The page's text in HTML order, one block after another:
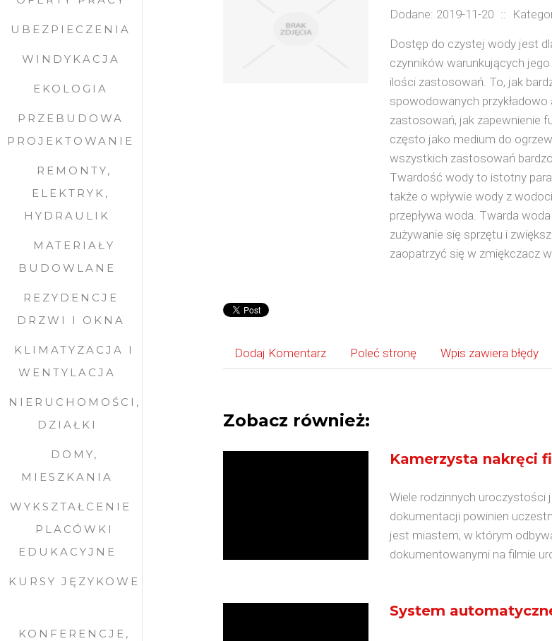
UBEZPIECZENIA
WINDYKACJA
EKOLOGIA
PRZEBUDOWA
PROJEKTOWANIE
REMONTY,
ELEKTRYK,
HYDRAULIK
MATERIAŁY
BUDOWLANE
REZYDENCJE
DRZWI I OKNA
KLIMATYZACJA I
WENTYLACJA
NIERUCHOMOŚCI,
DZIAŁKI
DOMY,
MIESZKANIA
WYKSZTAŁCENIE
PLACÓWKI
EDUKACYJNE
KURSY JĘZYKOWE
KONFERENCJE,
Dodane: 2019-11-20 ::
Dostęp do czystej wody jest
czynników warunkujących
ilości zastosowań. To, jak
spowodowanych
zastosowań, jak zapewnienie
często jako medium do
wszystkich zastosowań
Twardość wody to istotny
także o wpływie wody z
przepływa woda. Twarda
zużywanie się sprzętu i
zaopatrzyć się w zmiękczacz
Dodaj Komentarz Poleć stronę Wpis zawiera błędy
Zobacz również:
Kamerzysta nakręci
Wiele rodzinnych uroczystości
dokumentacji powinien
jest miastem, w którym
dokumentowanymi na filmie
System